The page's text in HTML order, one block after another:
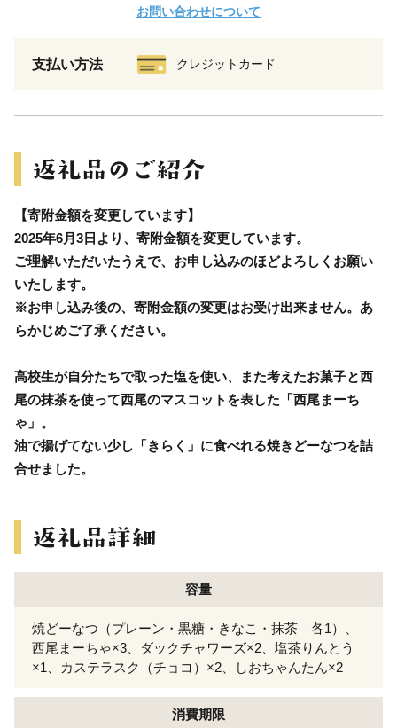
お問い合わせについて
支払い方法 クレジットカード
【寄附金額を変更しています】
2025年6月3日より、寄附金額を変更しています。
ご理解いただいたうえで、お申し込みのほどよろしくお願い
いたします。
※お申し込み後の、寄附金額の変更はお受け出来ません。あ
らかじめご了承ください。
高校生が自分たちで取った塩を使い、また考えたお菓子と西
尾の抹茶を使って西尾のマスコットを表した「西尾まーち
ゃ」。
油で揚げてない少し「きらく」に食べれる焼きどーなつを詰
合せました。
容量
焼どーなつ（プレーン・黒糖・きなこ・抹茶 各1）、
西尾まーちゃ×3、ダックチャワーズ×2、塩茶りんとう
×1、カステラスク（チョコ）×2、しおちゃんたん×2
消費期限